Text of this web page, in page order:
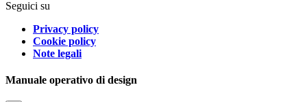
Seguici su
Privacy policy
Cookie policy
Note legali
Manuale operativo di design